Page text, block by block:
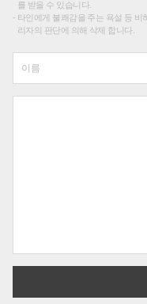
를 받을 수 있습니다.
타인에게 불쾌감을 주는 욕설 등
리자의 판단에 의해 삭제 합니다.